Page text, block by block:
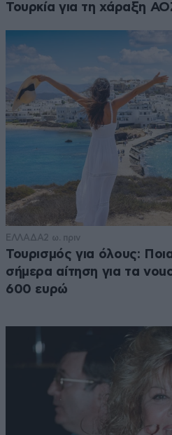
Τουρκία για τη χάραξη
ΕΛΛΑΔΑ2 ω. πριν
Τουρισμός για όλους:
σήμερα αίτηση για τα
600 ευρώ